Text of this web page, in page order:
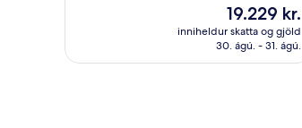
Verðið
er
19.229 kr.
19.229 kr.
inniheldur skatta og gjöld
30. ágú. - 31. ágú.